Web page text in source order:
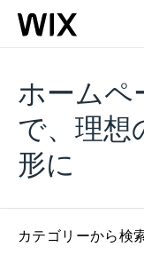
ホームペ
で、理想
形に
カテゴリーから検